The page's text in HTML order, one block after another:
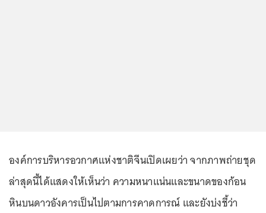
องค์การบริหารอวกาศแห่งชาติจีนเปิดเผยว่า จากภาพถ่ายชุด
ล่าสุดนี้ได้แสดงให้เห็นว่า ความหนาแน่นและขนาดของก้อน
หินบนดาวอังคารเป็นไปตามการคาดการณ์ และยังบ่งชี้ว่า